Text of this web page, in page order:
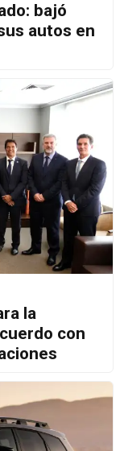
bajó
autos en
la
con